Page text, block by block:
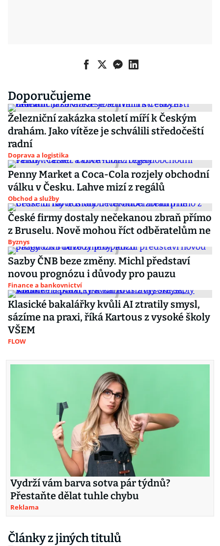
Doporučujeme
Železniční zakázka století míří k Českým
drahám. Jako vítěze je schválili středočeští
radní
Doprava a logistika
Penny Market a Coca-Cola rozjely obchodní
válku v Česku. Lahve mizí z regálů
Obchod a služby
České firmy dostaly nečekanou zbraň přímo
z Bruselu. Nově mohou říct odběratelům ne
Byznys
Sazby ČNB beze změny. Michl představí
novou prognózu i důvody pro pauzu
Finance a bankovnictví
Klasické bakalářky kvůli AI ztratily smysl,
sázíme na praxi, říká Kartous z vysoké školy
VŠEM
FLOW
Vydrží vám barva sotva pár týdnů?
Přestaňte dělat tuhle chybu
Reklama
Články z jiných titulů